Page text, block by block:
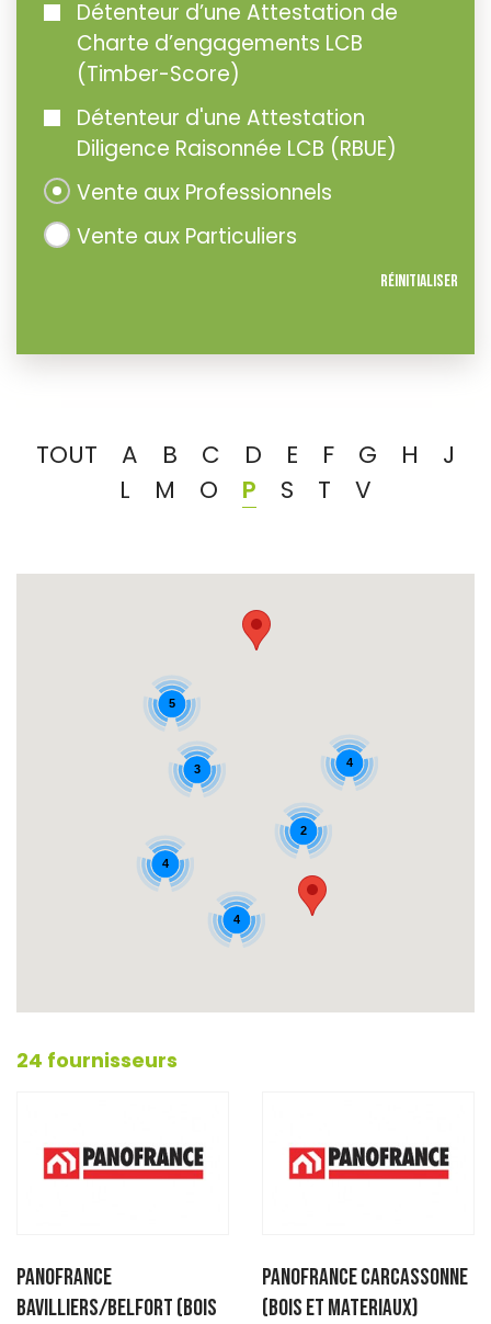
Détenteur d’une Attestation de
Charte d’engagements LCB
(Timber-Score)
Détenteur d'une Attestation
Diligence Raisonnée LCB (RBUE)
Vente aux Professionnels
Vente aux Particuliers
Réinitialiser
TOUT A B C D E F G H
J
L
M O P S T V
4
4
5
4
2
3
24 fournisseurs
PANOFRANCE
BAVILLIERS/BELFORT (BOIS
PANOFRANCE CARCASSONNE
(BOIS ET MATERIAUX)